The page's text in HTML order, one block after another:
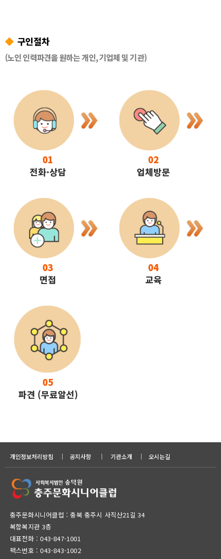
◆구인절차
(노인 인력파견을 원하는 개인, 기업체 및 기관)
01
전화·상담
02
업체방문
03
면접
04
교육
05
파견 (무료알선)
개인정보처리방침 ｜ 공지사항 ｜ 기관소개 ｜ 오시는길
충주문화시니어클럽 : 충북 충주시 사직산21길 34
복합복지관 3층
대표전화 : 043-847-1001
팩스번호 : 043-843-1002